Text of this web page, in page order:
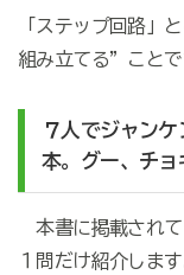
「ステップ回路」
組み立てる”ことで
７人でジャン
本。グー、チョ
本書に掲載されて
１問だけ紹介します